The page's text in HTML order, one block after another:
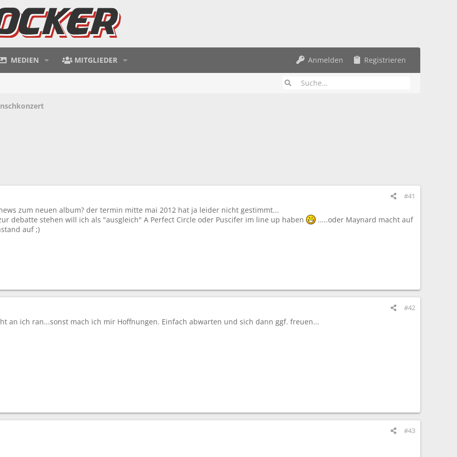
MEDIEN MITGLIEDER Anmelden Registrieren
#41
zum neuen album? der termin mitte mai 2012 hat ja leider nicht gestimmt...
debatte stehen will ich als "ausgleich" A Perfect Circle oder Puscifer im line up haben
.....oder Maynard macht auf
auf ;)
#42
an ich ran...sonst mach ich mir Hoffnungen. Einfach abwarten und sich dann ggf. freuen...
#43